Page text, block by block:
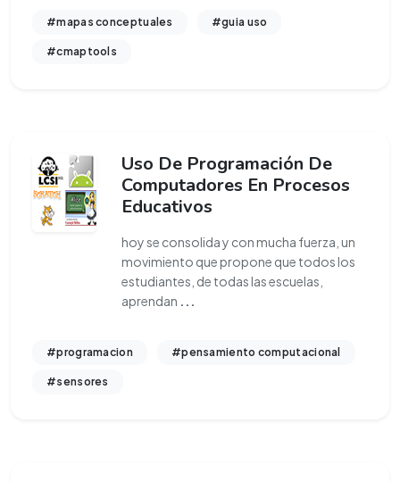
#mapas conceptuales #guia uso
#cmaptools
Uso De Programación De
Computadores En Procesos
Educativos
hoy se consolida y con mucha fuerza, un
movimiento que propone que todos los
estudiantes, de todas las escuelas,
aprendan ...
#programacion #pensamiento computacional
#sensores